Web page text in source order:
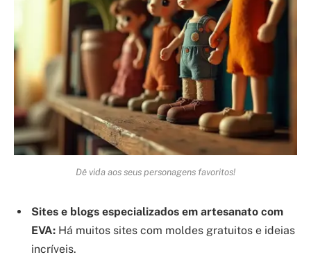
Dê vida aos seus personagens favoritos!
Sites e blogs especializados em artesanato com
EVA: Há muitos sites com moldes gratuitos e ideias
incríveis.